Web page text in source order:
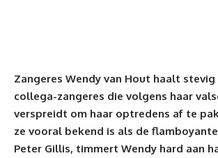
Zangeres Wendy van Hout haalt stevig
collega-zangeres die volgens haar
verspreidt om haar optredens af te
ze vooral bekend is als de
Peter Gillis, timmert Wendy hard aan